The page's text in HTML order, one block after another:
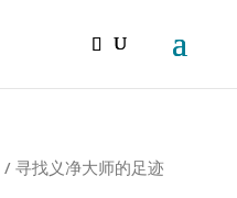
/ 寻找义净大师的足迹